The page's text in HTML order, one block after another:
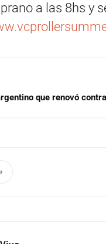
a las 8hs y
que renovó